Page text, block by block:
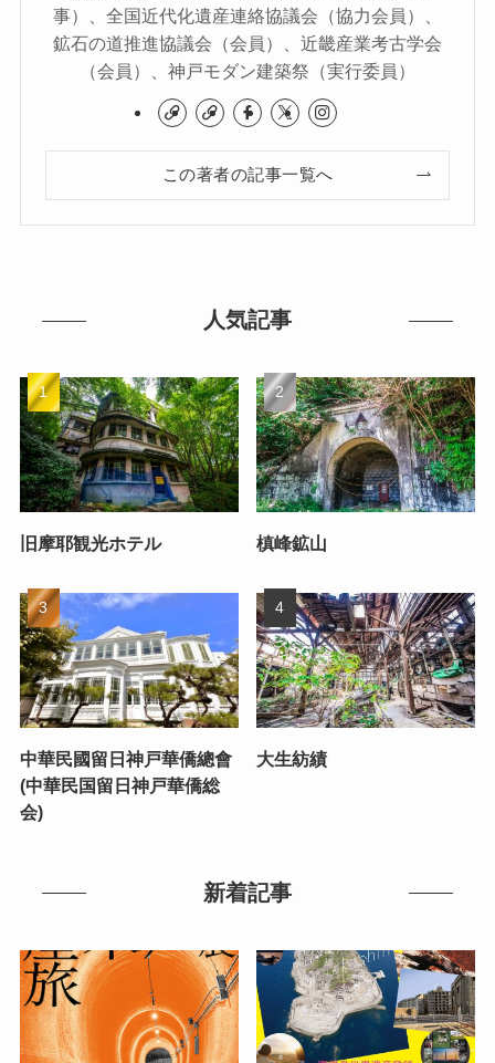
事）、全国近代化遺産連絡協議会（協力会員）、
鉱石の道推進協議会（会員）、近畿産業考古学会
（会員）、神戸モダン建築祭（実行委員）
この著者の記事一覧へ
人気記事
旧摩耶観光ホテル 槙峰鉱山
中華民國留日神戸華僑總會
(中華民国留日神戸華僑総
会)
大生紡績
新着記事